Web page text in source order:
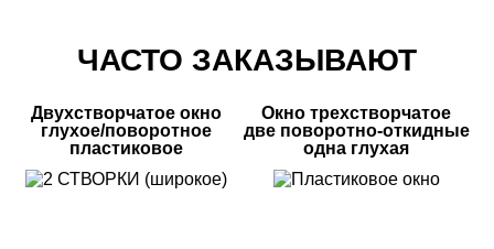
ЧАСТО ЗАКАЗЫВАЮТ
Двухстворчатое окно
глухое/поворотное
пластиковое
Окно трехстворчатое
две поворотно-откидные
одна глухая